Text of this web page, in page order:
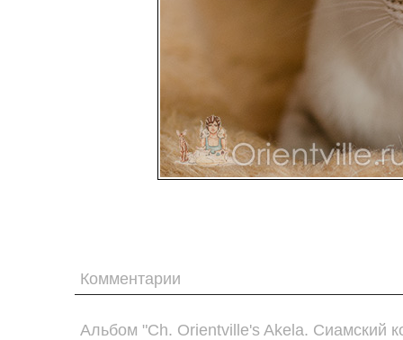
Комментарии
Альбом "Ch. Orientville's Akela. Сиамский